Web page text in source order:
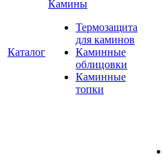
Каталог
Камины
Термозащита
для каминов
Каминные
облицовки
Каминные
топки